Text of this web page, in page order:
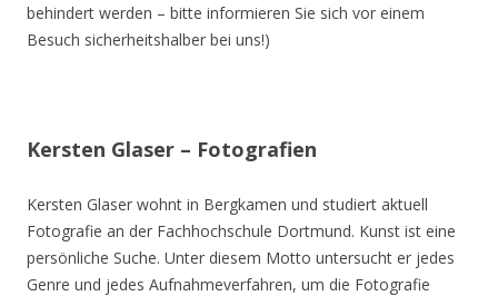
behindert werden – bitte informieren Sie sich vor einem
Besuch sicherheitshalber bei uns!)
Kersten Glaser – Fotografien
Kersten Glaser wohnt in Bergkamen und studiert aktuell
Fotografie an der Fachhochschule Dortmund. Kunst ist eine
persönliche Suche. Unter diesem Motto untersucht er jedes
Genre und jedes Aufnahmeverfahren, um die Fotografie